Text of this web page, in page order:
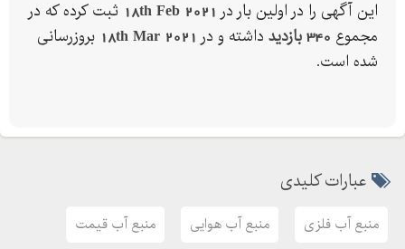
❌ ضد جلبک و خزه
❌ ضد اشعه UV
⭐⭐بهترین کیفیت را از ما بخواهید⭐⭐
آدرس کارخانه : تهران ، شهرک صنعتی شمس آباد ، بلوار سروستان ،
این آگهی را در اولین بار در 18th Feb 2021 ثبت کرده که در
مجموع 340 بازدید داشته و در 18th Mar 2021 بروزرسانی
شده است.
عبارات کلیدی
منبع آب فلزی منبع آب هوایی منبع آب قیمت